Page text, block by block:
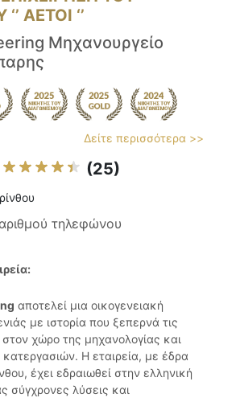
ΑΕΤΟΙ ‘’
Μηχανουργείο
Δείτε περισσότερα >>
(25)
τηλεφώνου
αποτελεί μια οικογενειακή
με ιστορία που ξεπερνά τις
χώρο της μηχανολογίας και
Η εταιρεία, με έδρα
έχει εδραιωθεί στην ελληνική
σύγχρονες λύσεις και